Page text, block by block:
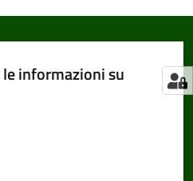
informazioni su